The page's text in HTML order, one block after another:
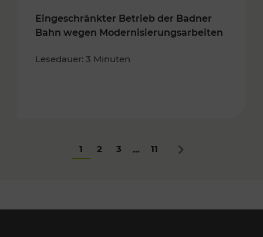
Eingeschränkter Betrieb der Badner
Bahn wegen Modernisierungsarbeiten
Lesedauer: 3 Minuten
1 2 3 ... 11 Nächstes